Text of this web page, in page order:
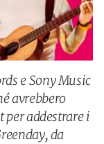
e Sony Music
avrebbero
per addestrare i
da